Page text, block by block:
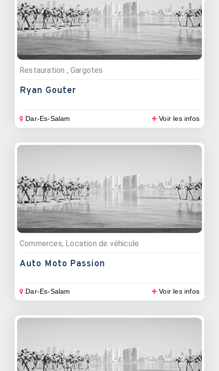
Restauration , Gargotes
Ryan Gouter
Dar-Es-Salam Voir les infos
Commerces, Location de véhicule
Auto Moto Passion
Dar-Es-Salam Voir les infos